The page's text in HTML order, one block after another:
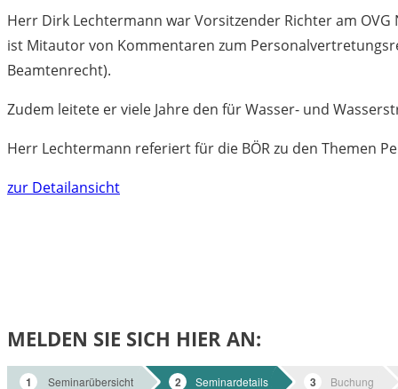
Herr Dirk Lechtermann war Vorsitzender Richter am
ist Mitautor von Kommentaren zum
Beamtenrecht).
Zudem leitete er viele Jahre den für Wasser- und
Herr Lechtermann referiert für die BÖR zu den Themen
zur Detailansicht
MELDEN SIE SICH HIER AN: